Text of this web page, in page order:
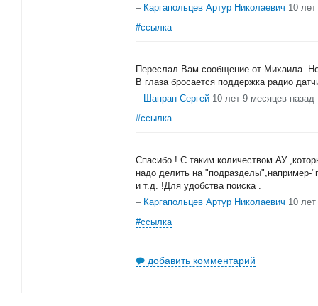
– Каргапольцев Артур Николаевич 10
#ссылка
Переслал Вам сообщение от Михаила.
В глаза бросается поддержка радио
– Шапран Сергей 10 лет 9 месяцев назад
#ссылка
Спасибо ! С таким количеством АУ
надо делить на "подразделы",например-
и т.д. !Для удобства поиска .
– Каргапольцев Артур Николаевич 10
#ссылка
добавить комментарий